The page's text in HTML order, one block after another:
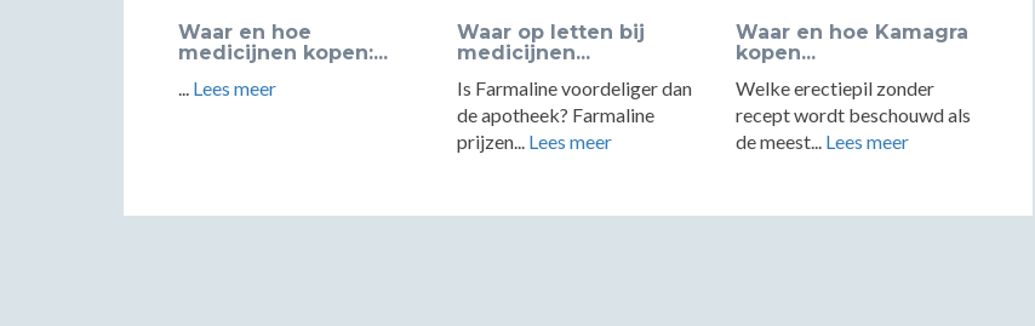
Waar en hoe
medicijnen kopen:...
... Lees meer
Waar op letten bij
medicijnen...
Is Farmaline voordeliger dan
de apotheek? Farmaline
prijzen... Lees meer
Waar en hoe Kamagra
kopen...
Welke erectiepil zonder
recept wordt beschouwd als
de meest... Lees meer